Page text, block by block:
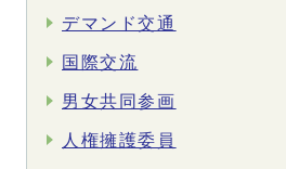
デマンド交通
国際交流
男女共同参画
人権擁護委員